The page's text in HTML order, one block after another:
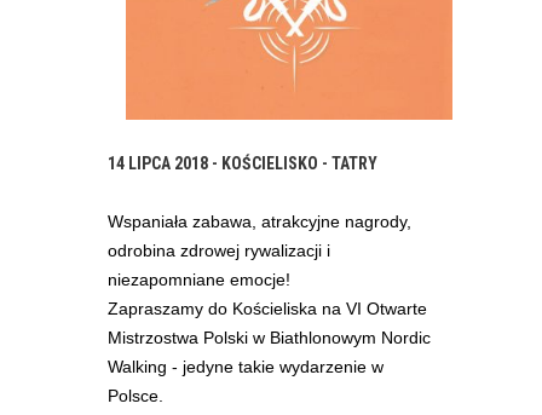
14 LIPCA 2018 - KOŚCIELISKO - TATRY
Wspaniała zabawa, atrakcyjne nagrody,
odrobina zdrowej rywalizacji i
niezapomniane emocje!
Zapraszamy do Kościeliska na VI Otwarte
Mistrzostwa Polski w Biathlonowym Nordic
Walking - jedyne takie wydarzenie w
Polsce.